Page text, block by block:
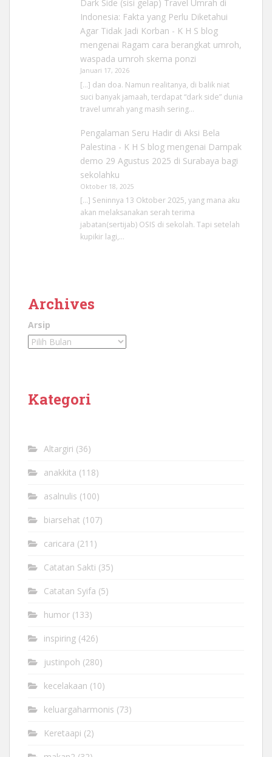
Dark Side (sisi gelap) Travel Umrah di
Indonesia: Fakta yang Perlu Diketahui
Agar Tidak Jadi Korban - K H S blog
mengenai Ragam cara berangkat umroh,
waspada umroh skema ponzi
Januari 17, 2026
[…] dan doa. Namun realitanya, di balik niat
suci banyak jamaah, terdapat “dark side” dunia
travel umrah yang masih sering…
Pengalaman Seru Hadir di Aksi Bela
Palestina - K H S blogmengenai Dampak
demo 29 Agustus 2025 di Surabaya bagi
sekolahku
Oktober 18, 2025
[…] Seninnya 13 Oktober 2025, yang mana aku
akan melaksanakan serah terima
jabatan(sertijab) OSIS di sekolah. Tapi setelah
kupikir lagi,…
Archives
Arsip
Kategori
Altargiri (36)
anakkita (118)
asalnulis (100)
biarsehat (107)
caricara (211)
Catatan Sakti (35)
Catatan Syifa (5)
humor (133)
inspiring (426)
justinpoh (280)
kecelakaan (10)
keluargaharmonis (73)
Keretaapi (2)